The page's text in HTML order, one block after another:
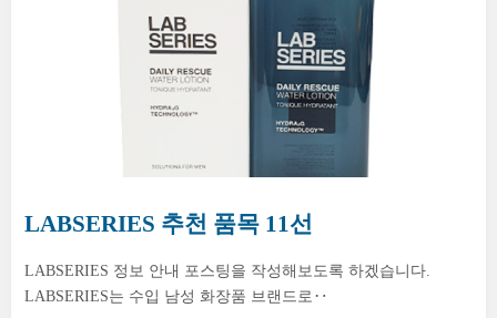
LABSERIES 추천 품목 11선
LABSERIES 정보 안내 포스팅을 작성해보도록 하겠습니다.
LABSERIES는 수입 남성 화장품 브랜드로‥